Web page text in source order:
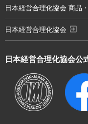
日本経営合理化協会公
日本経営合理化協会 商品
日本経営合理化協会 exit_to_app